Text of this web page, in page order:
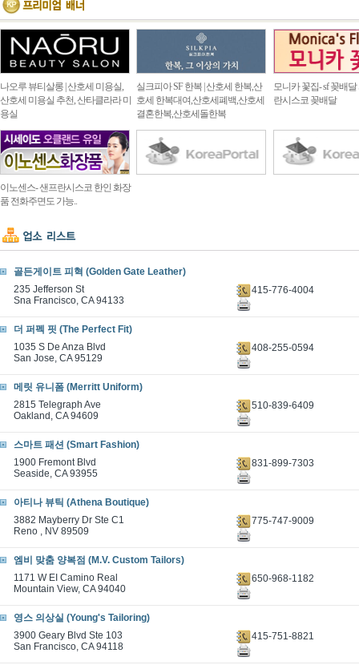
나오루 뷰티살롱 | 산호세 미용실,
산호세 미용실 추천, 산타클라라 미
용실
실크피아 SF 한복 | 산호세 한복,산
호세 한복대여,산호세폐백,산호세
결혼한복,산호세돌한복
모니카 꽃집- sf 꽂배
란시스코 꽂배달
이노센스- 샌프란시스코 한인 화장
품 전화주면도 가능..
골든게이트 피혁 (Golden Gate Leather)
235 Jefferson St
Sna Francisco, CA 94133
415-776-4004
더 퍼펙 핏 (The Perfect Fit)
1035 S De Anza Blvd
San Jose, CA 95129
408-255-0594
메릿 유니폼 (Merritt Uniform)
2815 Telegraph Ave
Oakland, CA 94609
510-839-6409
스마트 패션 (Smart Fashion)
1900 Fremont Blvd
Seaside, CA 93955
831-899-7303
아티나 뷰틱 (Athena Boutique)
3882 Mayberry Dr Ste C1
Reno , NV 89509
775-747-9009
엠비 맞춤 양복점 (M.V. Custom Tailors)
1171 W EI Camino Real
Mountain View, CA 94040
650-968-1182
영스 의상실 (Young's Tailoring)
3900 Geary Blvd Ste 103
San Francisco, CA 94118
415-751-8821